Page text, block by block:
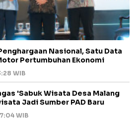
Nasional, Satu Data
Pertumbuhan Ekonomi
WIB
'Sabuk Wisata Desa Malang
Jadi Sumber PAD Baru
WIB